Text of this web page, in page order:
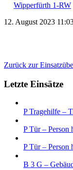
Wipperfürth 1-RW
12. August 2023
Zurück zur
Letzte Einsätze
P Tragehilfe –
P Tür – Person
P Tür – Person
B 3 G –